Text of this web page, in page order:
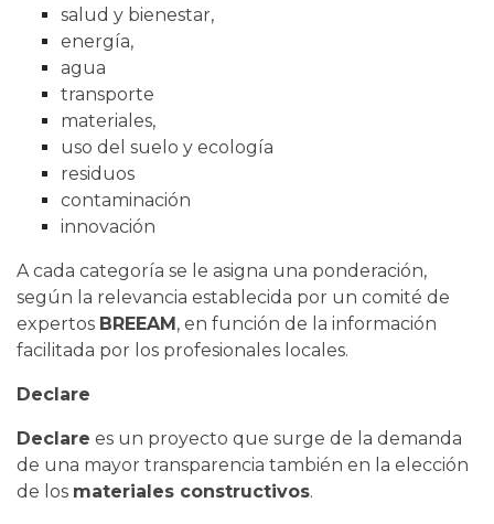
salud y bienestar,
energía,
agua
transporte
materiales,
uso del suelo y ecología
residuos
contaminación
innovación
A cada categoría se le asigna una ponderación,
según la relevancia establecida por un comité de
expertos BREEAM, en función de la información
facilitada por los profesionales locales.
Declare
Declare es un proyecto que surge de la demanda
de una mayor transparencia también en la elección
de los materiales constructivos.